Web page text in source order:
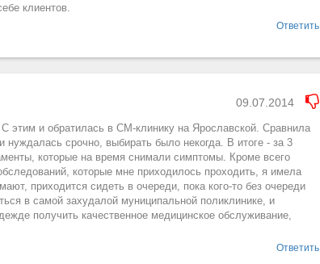
клиентов.
Ответить
09.07.2014
этим и обратилась в СМ-клинику на Ярославской. Сравнила
срочно, выбирать было некогда. В итоге - за 3
которые на время снимали симптомы. Кроме всего
которые мне приходилось проходить, я имела
приходится сидеть в очереди, пока кого-то без очереди
в самой захудалой муниципальной поликлинике, и
получить качественное медицинское обслуживание,
Ответить